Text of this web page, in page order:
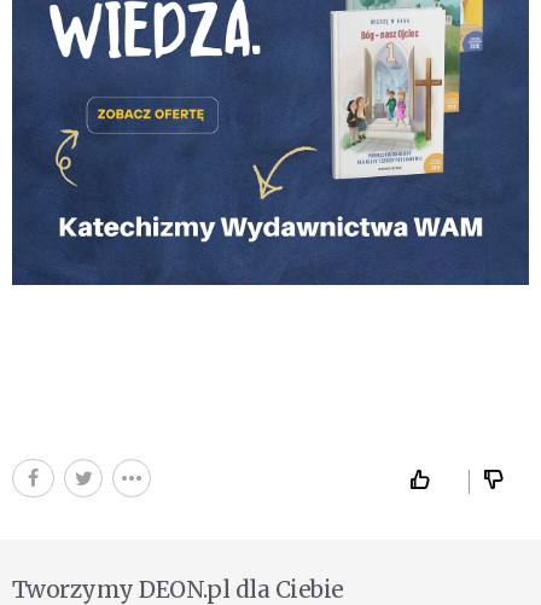
Tworzymy DEON.pl dla Ciebie